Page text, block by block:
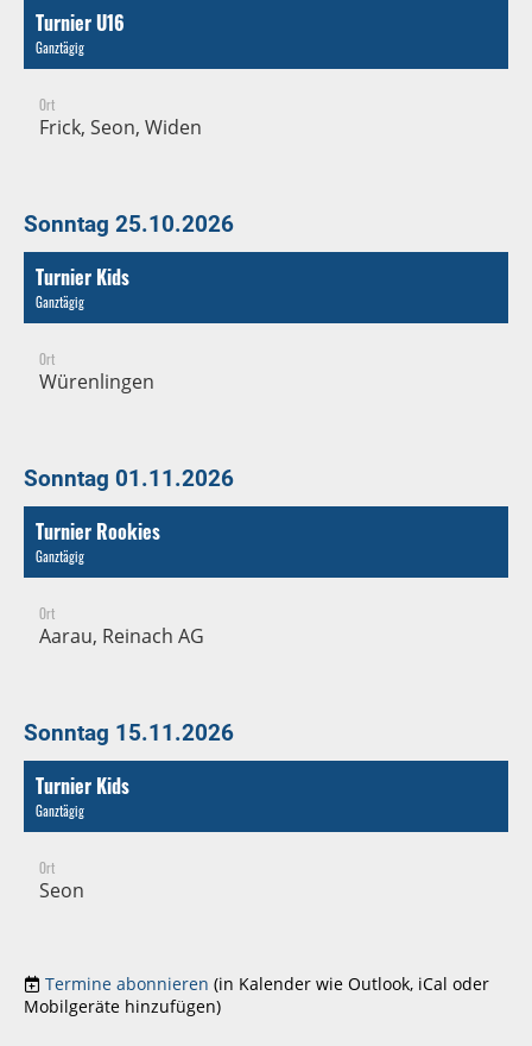
Turnier U16
Ganztägig
Ort
Frick, Seon, Widen
Sonntag 25.10.2026
Turnier Kids
Ganztägig
Ort
Würenlingen
Sonntag 01.11.2026
Turnier Rookies
Ganztägig
Ort
Aarau, Reinach AG
Sonntag 15.11.2026
Turnier Kids
Ganztägig
Ort
Seon
Termine abonnieren (in Kalender wie Outlook, iCal oder
Mobilgeräte hinzufügen)